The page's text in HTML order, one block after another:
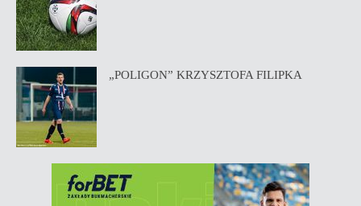
„POLIGON” KRZYSZTOFA FILIPKA